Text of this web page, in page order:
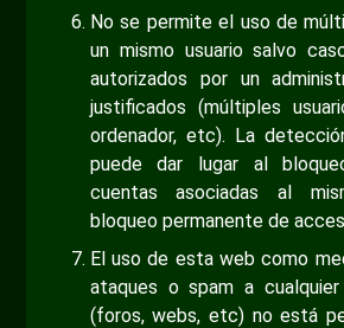
No se permite el uso de
un mismo usuario salvo
autorizados por un
justificados (múltiples
ordenador, etc). La
puede dar lugar al
cuentas asociadas al
bloqueo permanente de
El uso de esta web como
ataques o spam a
(foros, webs, etc) no está